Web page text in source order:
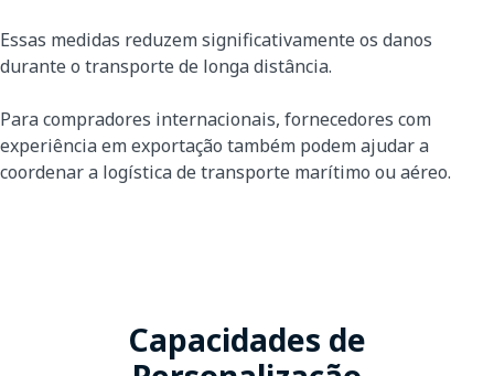
Essas medidas reduzem significativamente os danos
durante o transporte de longa distância.
Para compradores internacionais, fornecedores com
experiência em exportação também podem ajudar a
coordenar a logística de transporte marítimo ou aéreo.
Capacidades de